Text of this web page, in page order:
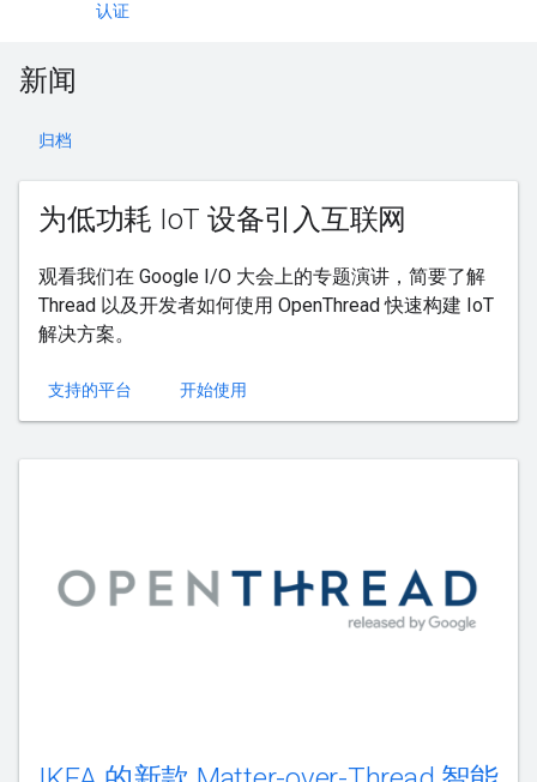
认证
新闻
归档
为低功耗 IoT 设备引入互联网
观看我们在 Google I/O 大会上的专题演讲，简要了解
Thread 以及开发者如何使用 OpenThread 快速构建 IoT
解决方案。
支持的平台 开始使用